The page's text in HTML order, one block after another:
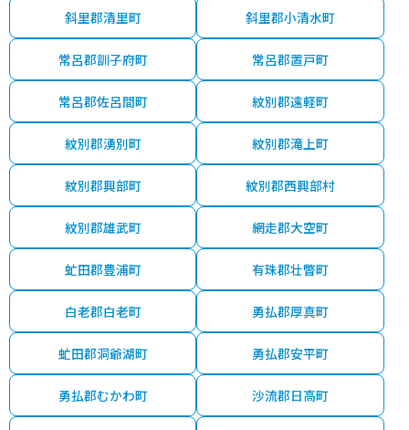
斜里郡清里町 斜里郡小清水町
常呂郡訓子府町 常呂郡置戸町
常呂郡佐呂間町 紋別郡遠軽町
紋別郡湧別町 紋別郡滝上町
紋別郡興部町 紋別郡西興部村
紋別郡雄武町 網走郡大空町
虻田郡豊浦町 有珠郡壮瞥町
白老郡白老町 勇払郡厚真町
虻田郡洞爺湖町 勇払郡安平町
勇払郡むかわ町 沙流郡日高町